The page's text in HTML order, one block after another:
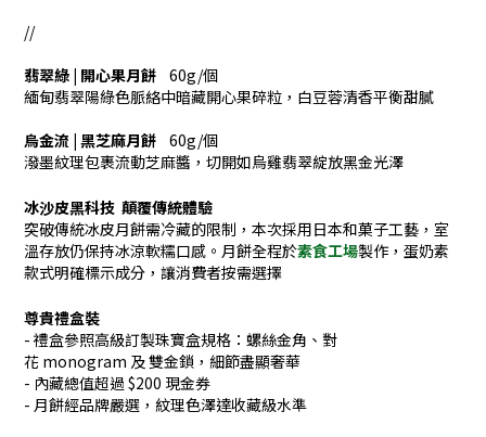
//
翡翠綠 | 開心果月餅 60g/個
緬甸翡翠陽綠色脈絡中暗藏開心果碎粒，白豆蓉清香平衡甜膩
烏金流 | 黑芝麻月餅 60g/個
潑墨紋理包裹流動芝麻醬，切開如烏雞翡翠綻放黑金光澤
冰沙皮黑科技 顛覆傳統體驗
突破傳統冰皮月餅需冷藏的限制，本次採用日本和菓子工藝 ，室
溫存放仍保持冰涼軟糯口感。 月餅全程於素食工場製作，蛋奶素
款式明確標示成分，讓消費者按需選擇
尊貴禮盒裝
-禮盒參照高級訂製珠寶盒規格： 螺絲金角 、 對
花 monogram 及雙金鎖， 細節盡顯奢華
- 內藏總值超過 $200 現金券
- 月餅經品牌嚴選，紋理色澤達收藏級水準